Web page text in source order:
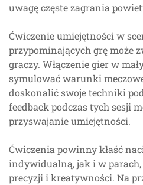
uwagę częste zagrania
Ćwiczenie umiejętności w
przypominających grę może
graczy. Włączenie gier w
symulować warunki
doskonalić swoje techniki
feedback podczas tych sesji
przyswajanie umiejętności.
Ćwiczenia powinny kłaść
indywidualną, jak i w
precyzji i kreatywności. Na